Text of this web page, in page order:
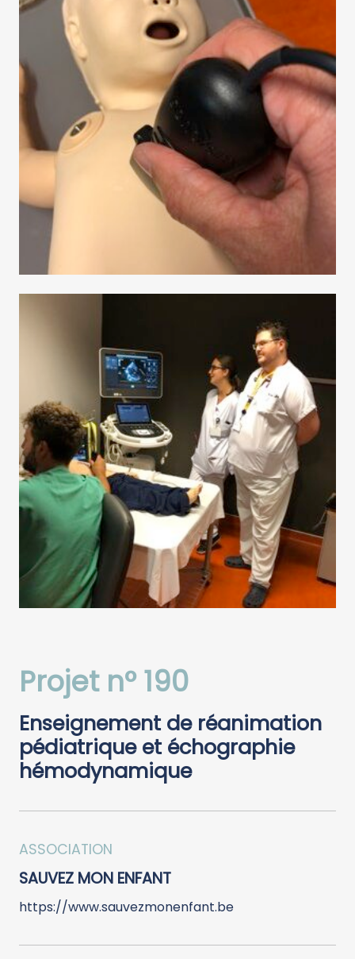
Projet n° 190
Enseignement de réanimation
pédiatrique et échographie
hémodynamique
ASSOCIATION
SAUVEZ MON ENFANT
https://www.sauvezmonenfant.be